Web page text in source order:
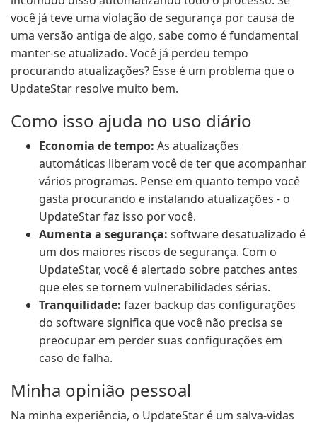
você já teve uma violação de segurança por causa de
uma versão antiga de algo, sabe como é fundamental
manter-se atualizado. Você já perdeu tempo
procurando atualizações? Esse é um problema que o
UpdateStar resolve muito bem.
Como isso ajuda no uso diário
Economia de tempo: As atualizações
automáticas liberam você de ter que acompanhar
vários programas. Pense em quanto tempo você
gasta procurando e instalando atualizações - o
UpdateStar faz isso por você.
Aumenta a segurança: software desatualizado é
um dos maiores riscos de segurança. Com o
UpdateStar, você é alertado sobre patches antes
que eles se tornem vulnerabilidades sérias.
Tranquilidade: fazer backup das configurações
do software significa que você não precisa se
preocupar em perder suas configurações em
caso de falha.
Minha opinião pessoal
Na minha experiência, o UpdateStar é um salva-vidas